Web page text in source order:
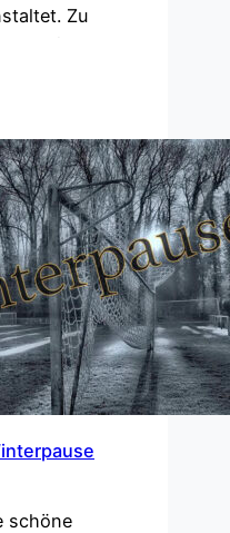
Zu
ein Spiel des
verfolgen
tolles Erlebnis
für viel
unvergessliche
stärken
schöne